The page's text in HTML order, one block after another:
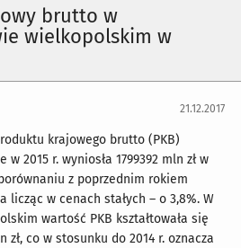
brutto w
wielkopolskim w
21.12.2017
krajowego brutto (PKB)
2015 r. wyniosła 1799392 mln zł w
z poprzednim rokiem
licząc w cenach stałych – o 3,8%. W
wartość PKB kształtowała się
zł, co w stosunku do 2014 r. oznacza